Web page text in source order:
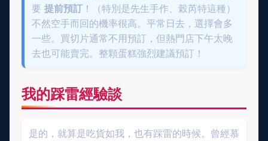
要 提前預訂 ！（特別是先生手作、榖芮特這種）
不然空手而回的機率很高。平常日去，選擇會多
一些。買切片通常不用預訂，但熱門店下午太晚
去也可能賣完。整顆蛋糕強烈建議預訂！
我的踩雷經驗談
是的，就算是吃貨如我，也有踩雷的時候。曾經慕